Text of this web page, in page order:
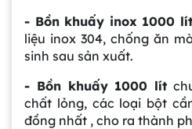
- Bồn khuấy inox 1000 lít
liệu inox 304, chống ăn
sinh sau sản xuất.
- Bồn khuấy 1000 lít
chất lỏng, các loại bột
đồng nhất , cho ra thành